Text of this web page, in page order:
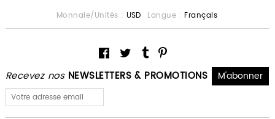
Recevez nos NEWSLETTERS & PROMOTIONS
Monnaie/Unités : USD Langue : Français